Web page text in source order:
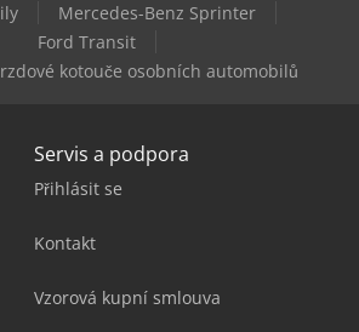
Mercedes-Benz Sprinter
Ford Transit
kotouče osobních automobilů
Servis a podpora
Přihlásit se
Kontakt
Vzorová kupní smlouva